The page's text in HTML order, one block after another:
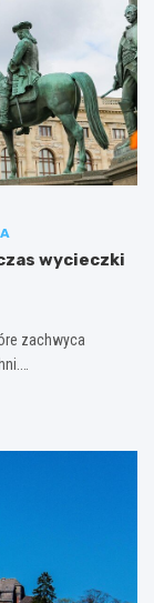
wycieczki
zachwyca